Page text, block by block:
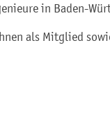
in Baden-
als Mitglied